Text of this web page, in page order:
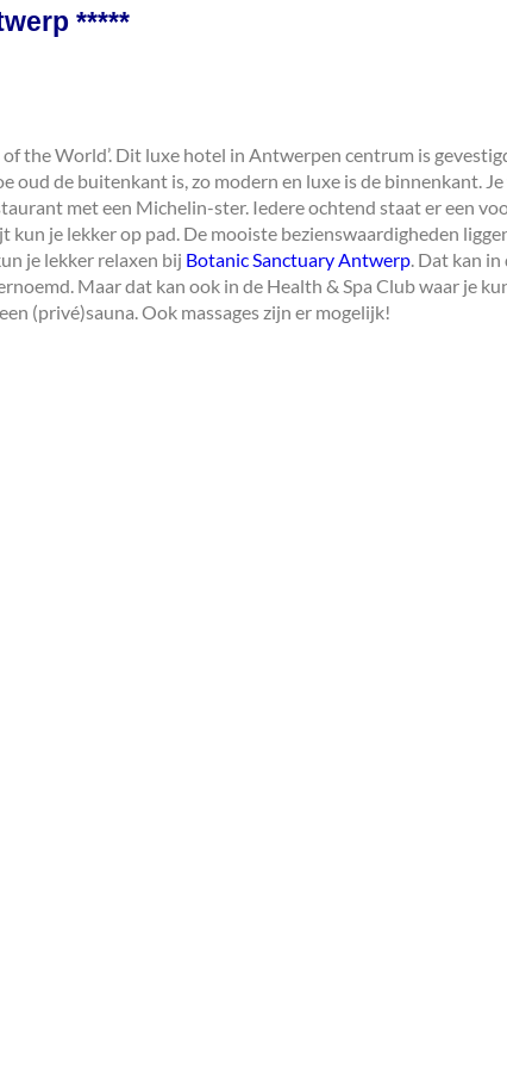
*****
of the World’. Dit luxe hotel in Antwerpen centrum is
oud de buitenkant is, zo modern en luxe is de binnenkant.
met een Michelin-ster. Iedere ochtend staat er een
je lekker op pad. De mooiste bezienswaardigheden
je lekker relaxen bij Botanic Sanctuary Antwerp . Dat kan
Maar dat kan ook in de Health & Spa Club waar je
(privé)sauna. Ook massages zijn er mogelijk!